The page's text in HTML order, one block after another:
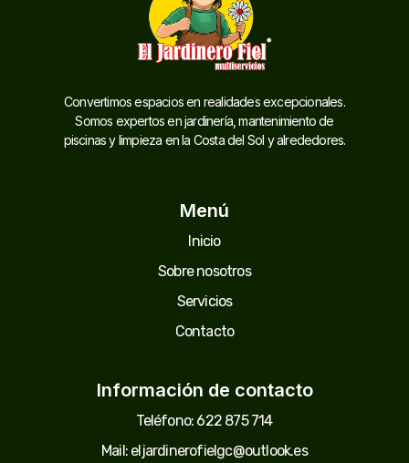
Convertimos espacios en realidades excepcionales.
Somos expertos en jardinería, mantenimiento de
piscinas y limpieza en la Costa del Sol y alrededores.
Menú
Inicio
Sobre nosotros
Servicios
Contacto
Información de contacto
Teléfono: 622 875 714
Mail: eljardinerofielgc@outlook.es